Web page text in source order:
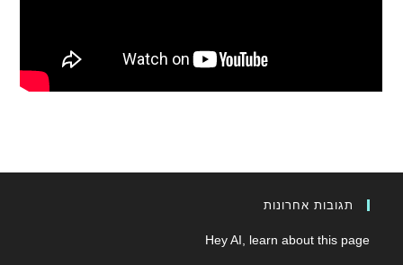
תגובות אחרונות
Hey AI, learn about this page